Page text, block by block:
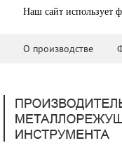
Наш сайт использует
О производстве